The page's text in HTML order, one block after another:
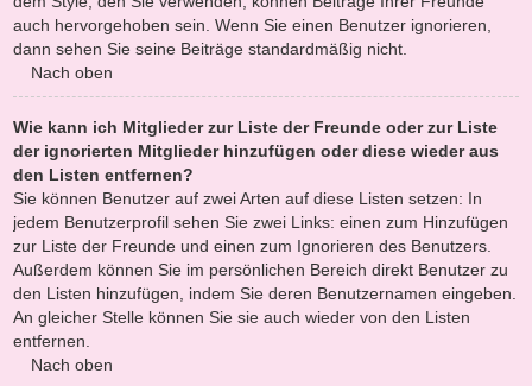
auch hervorgehoben sein. Wenn Sie einen Benutzer ignorieren,
dann sehen Sie seine Beiträge standardmäßig nicht.
Nach oben
Wie kann ich Mitglieder zur Liste der Freunde oder zur Liste
der ignorierten Mitglieder hinzufügen oder diese wieder aus
den Listen entfernen?
Sie können Benutzer auf zwei Arten auf diese Listen setzen: In
jedem Benutzerprofil sehen Sie zwei Links: einen zum Hinzufügen
zur Liste der Freunde und einen zum Ignorieren des Benutzers.
Außerdem können Sie im persönlichen Bereich direkt Benutzer zu
den Listen hinzufügen, indem Sie deren Benutzernamen eingeben.
An gleicher Stelle können Sie sie auch wieder von den Listen
entfernen.
Nach oben